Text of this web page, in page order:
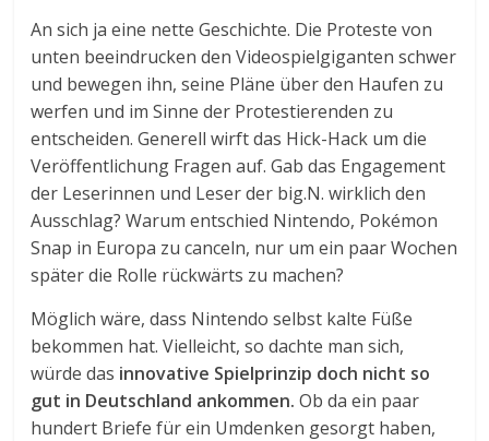
An sich ja eine nette Geschichte. Die Proteste von
unten beeindrucken den Videospielgiganten schwer
und bewegen ihn, seine Pläne über den Haufen zu
werfen und im Sinne der Protestierenden zu
entscheiden. Generell wirft das Hick-Hack um die
Veröffentlichung Fragen auf. Gab das Engagement
der Leserinnen und Leser der big.N. wirklich den
Ausschlag? Warum entschied Nintendo, Pokémon
Snap in Europa zu canceln, nur um ein paar Wochen
später die Rolle rückwärts zu machen?
Möglich wäre, dass Nintendo selbst kalte Füße
bekommen hat. Vielleicht, so dachte man sich,
würde das innovative Spielprinzip doch nicht so
gut in Deutschland ankommen. Ob da ein paar
hundert Briefe für ein Umdenken gesorgt haben,